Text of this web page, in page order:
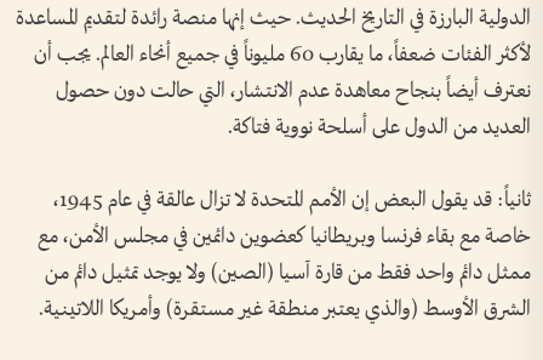
الدولية البارزة في التاريخ الحديث. حيث إنها منصة رائدة لتقديم المساعدة
لأكثر الفئات ضعفاً، ما يقارب 60 مليوناً في جميع أنحاء العالم. يجب أن
نعترف أيضاً بنجاح معاهدة عدم الانتشار، التي حالت دون حصول
العديد من الدول على أسلحة نووية فتاكة.
ثانياً: قد يقول البعض إن الأمم المتحدة لا تزال عالقة في عام 1945،
خاصة مع بقاء فرنسا وبريطانيا كعضوين دائمين في مجلس الأمن، مع
ممثل دائم واحد فقط من قارة آسيا (الصين) ولا يوجد تمثيل دائم من
الشرق الأوسط (والذي يعتبر منطقة غير مستقرة) وأمريكا اللاتينية.